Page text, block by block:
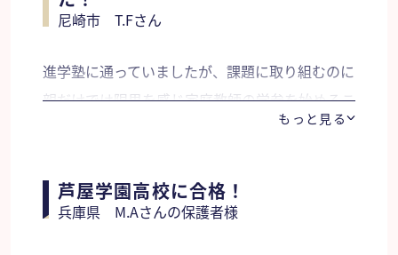
尼崎市 T.Fさん
進学塾に通っていましたが、課題に取り組むのに
親だけでは限界を感じ家庭教師の学参を始めるこ
とにしました。 学参の先生に来ていただいてか
に勉強に対する取り組み方が変わっていきました
基礎的な事ではあるけど、ノートをきちんとと
もっと見る
芦屋学園高校に合格！
兵庫県 M.Aさんの保護者様